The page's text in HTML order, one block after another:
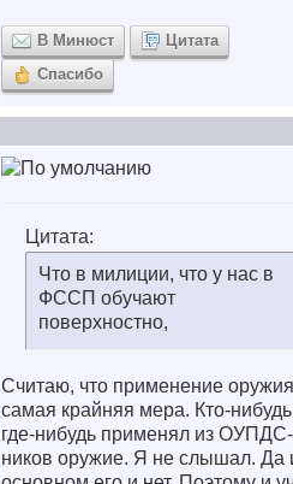
В Минюст
Цитата
Спасибо
Цитата:
Что в милиции, что у нас в
ФССП обучают
поверхностно,
Считаю, что применение оружия
самая крайняя мера. Кто-
где-нибудь применял из ОУПДС-
ников оружие. Я не слышал. Да